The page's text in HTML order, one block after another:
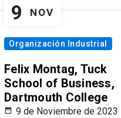
9 NOV
Organización Industrial
Felix Montag, Tuck
School of Business,
Dartmouth College
9 de Noviembre de 2023